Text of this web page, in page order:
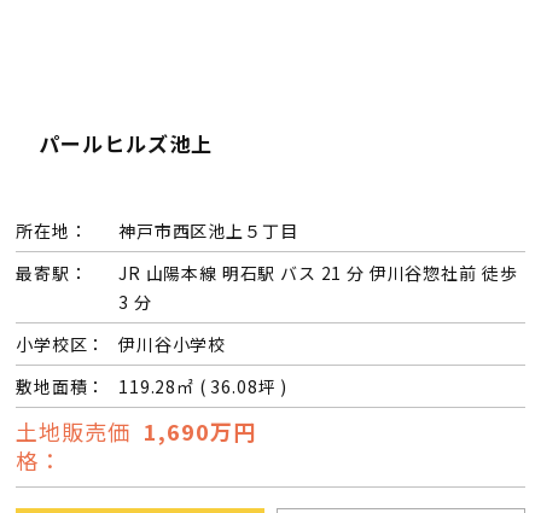
パールヒルズ池上
所在地：
神戸市西区池上５丁目
最寄駅：
JR 山陽本線 明石駅 バス 21 分 伊川谷惣社前 徒歩
3 分
小学校区：
伊川谷小学校
敷地面積：
119.28㎡ ( 36.08坪 )
土地販売価
格：
1,690万円